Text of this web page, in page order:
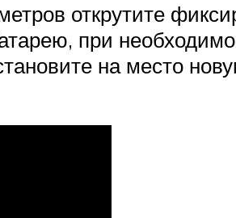
открутите
при
на место